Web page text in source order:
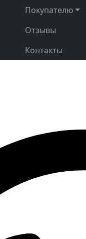
Покупателю
Отзывы
Контакты